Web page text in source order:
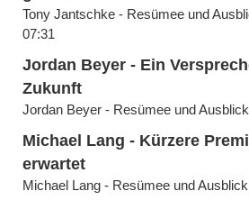
Tony Jantschke - Resümee und
07:31
Jordan Beyer - Ein
Zukunft
Jordan Beyer - Resümee und
Michael Lang - Kürzere
erwartet
Michael Lang - Resümee und